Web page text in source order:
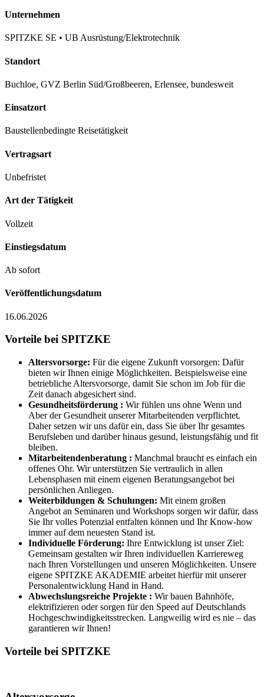
Unternehmen
SPITZKE SE • UB Ausrüstung/Elektrotechnik
Standort
Buchloe, GVZ Berlin Süd/Großbeeren, Erlensee, bundesweit
Einsatzort
Baustellenbedingte Reisetätigkeit
Vertragsart
Unbefristet
Art der Tätigkeit
Vollzeit
Einstiegsdatum
Ab sofort
Veröffentlichungsdatum
16.06.2026
Vorteile bei SPITZKE
Altersvorsorge: Für die eigene Zukunft vorsorgen: Dafür
bieten wir Ihnen einige Möglichkeiten. Beispielsweise eine
betriebliche Altersvorsorge, damit Sie schon im Job für die
Zeit danach abgesichert sind.
Gesundheitsförderung : Wir fühlen uns ohne Wenn und
Aber der Gesundheit unserer Mitarbeitenden verpflichtet.
Daher setzen wir uns dafür ein, dass Sie über Ihr gesamtes
Berufsleben und darüber hinaus gesund, leistungsfähig und fit
bleiben.
Mitarbeitendenberatung : Manchmal braucht es einfach ein
offenes Ohr. Wir unterstützen Sie vertraulich in allen
Lebensphasen mit einem eigenen Beratungsangebot bei
persönlichen Anliegen.
Weiterbildungen & Schulungen: Mit einem großen
Angebot an Seminaren und Workshops sorgen wir dafür, dass
Sie Ihr volles Potenzial entfalten können und Ihr Know-how
immer auf dem neuesten Stand ist.
Individuelle Förderung: Ihre Entwicklung ist unser Ziel:
Gemeinsam gestalten wir Ihren individuellen Karriereweg
nach Ihren Vorstellungen und unseren Möglichkeiten. Unsere
eigene SPITZKE AKADEMIE arbeitet hierfür mit unserer
Personalentwicklung Hand in Hand.
Abwechslungsreiche Projekte : Wir bauen Bahnhöfe,
elektrifizieren oder sorgen für den Speed auf Deutschlands
Hochgeschwindigkeitsstrecken. Langweilig wird es nie – das
garantieren wir Ihnen!
Vorteile bei SPITZKE